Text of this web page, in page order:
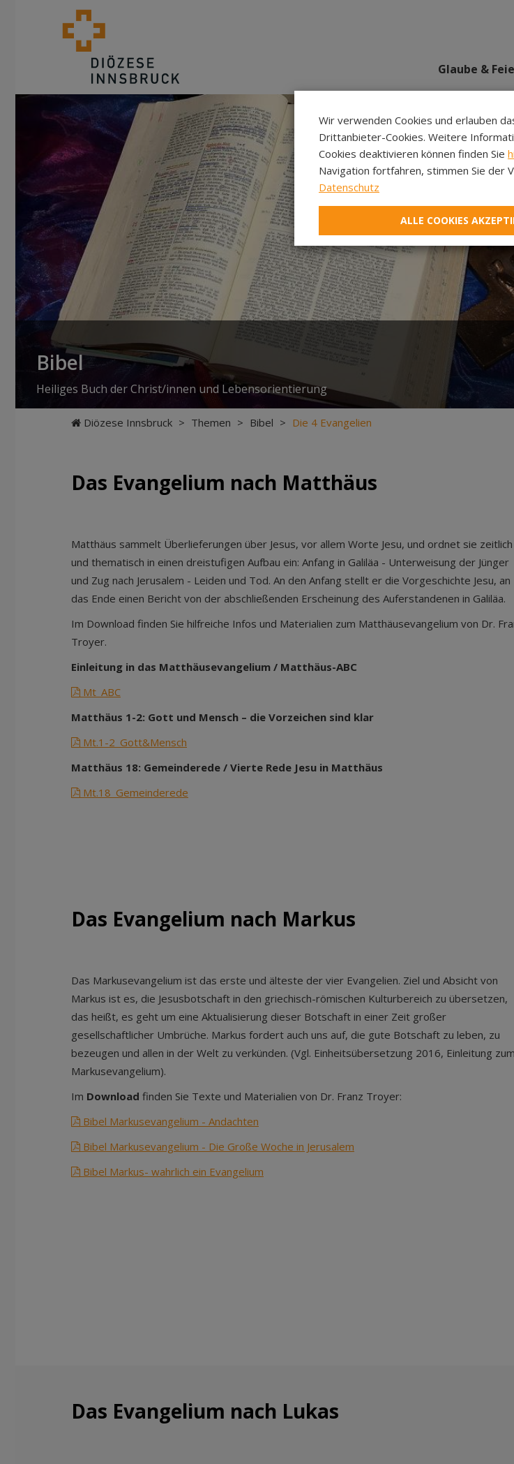
Glaube &
Bibel
Heiliges Buch der Christ/innen und Lebensorientierung
Diözese Innsbruck > Themen > Bibel > Die 4 Evangelien
Das Evangelium nach Matthäus
Matthäus sammelt Überlieferungen über Jesus, vor allem Worte Jesu, und ordnet sie zeitlich
und thematisch in einen dreistufigen Aufbau ein: Anfang in Galiläa - Unterweisung der Jünger
und Zug nach Jerusalem - Leiden und Tod. An den Anfang stellt er die Vorgeschichte Jesu, an
das Ende einen Bericht von der abschließenden Erscheinung des Auferstandenen in Galiläa.
Im Download finden Sie hilfreiche Infos und Materialien zum Matthäusevangelium von Dr.
Troyer.
Einleitung in das Matthäusevangelium / Matthäus-ABC
Mt_ABC
Matthäus 1-2: Gott und Mensch – die Vorzeichen sind klar
Mt.1-2_Gott&Mensch
Matthäus 18: Gemeinderede / Vierte Rede Jesu in Matthäus
Mt.18_Gemeinderede
Das Evangelium nach Markus
Das Markusevangelium ist das erste und älteste der vier Evangelien. Ziel und Absicht von
Markus ist es, die Jesusbotschaft in den griechisch-römischen Kulturbereich zu übersetzen,
das heißt, es geht um eine Aktualisierung dieser Botschaft in einer Zeit großer
gesellschaftlicher Umbrüche. Markus fordert auch uns auf, die gute Botschaft zu leben, zu
bezeugen und allen in der Welt zu verkünden. (Vgl. Einheitsübersetzung 2016, Einleitung zum
Markusevangelium).
Im Download finden Sie Texte und Materialien von Dr. Franz Troyer:
Bibel Markusevangelium - Andachten
Bibel Markusevangelium - Die Große Woche in Jerusalem
Bibel Markus- wahrlich ein Evangelium
Das Evangelium nach Lukas
Wir verwenden Cookies und erlauben
Drittanbieter-Cookies. Weitere
Cookies deaktivieren können finden Sie
Navigation fortfahren, stimmen Sie der
Datenschutz
ALLE COOKIES